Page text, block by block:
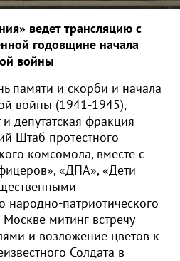
ведет трансляцию с
годовщине начала
войны
памяти и скорби и начала
войны (1941-1945),
депутатская фракция
Штаб протестного
комсомола, вместе с
«ДПА», «Дети
народно-патриотического
митинг-встречу
и возложение цветов к
Солдата в